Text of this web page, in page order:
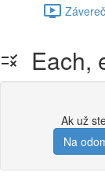
Each,
Ak už
Na